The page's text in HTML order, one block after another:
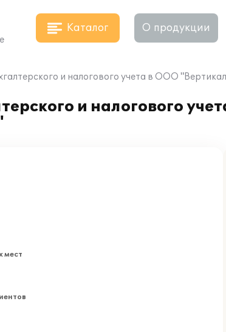
Каталог О продукции
и налогового учета в ООО
и налогового
мест